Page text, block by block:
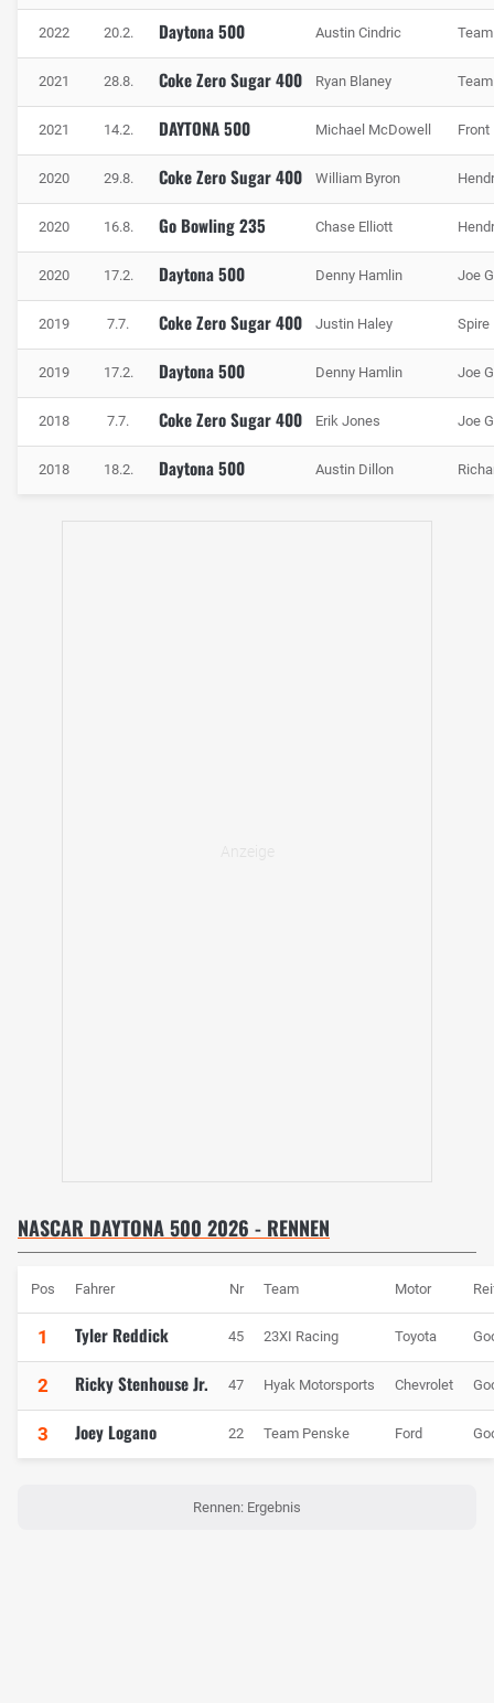
2022 20.2. Daytona 500 Austin Cindric
2021 28.8. Coke Zero Sugar 400 Ryan Blaney
2021 14.2. DAYTONA 500 Michael McDowell
2020 29.8. Coke Zero Sugar 400 William Byron
2020 16.8. Go Bowling 235 Chase Elliott
2020 17.2. Daytona 500 Denny Hamlin Joe
2019 7.7. Coke Zero Sugar 400 Justin Haley Spire
2019 17.2. Daytona 500 Denny Hamlin Joe
2018 7.7. Coke Zero Sugar 400 Erik Jones Joe
2018 18.2. Daytona 500 Austin Dillon
NASCAR DAYTONA 500 2026 - RENNEN
Pos Fahrer Nr Team Motor
1 Tyler Reddick 45 23XI Racing Toyota
2 Ricky Stenhouse Jr. 47 Hyak Motorsports Chevrolet
3 Joey Logano 22 Team Penske Ford
Rennen: Ergebnis